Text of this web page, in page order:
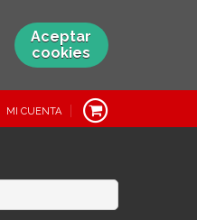
Aceptar
cookies
MI CUENTA